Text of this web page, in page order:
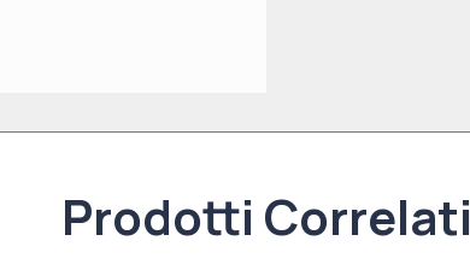
Prodotti Correlati